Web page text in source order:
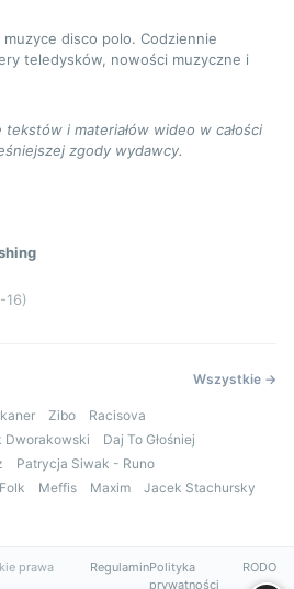
disco polo. Codziennie
teledysków, nowości muzyczne i
i materiałów wideo w całości
zgody wydawcy.
16)
Wszystkie →
Zibo
Racisova
Dworakowski
Daj To Głośniej
Patrycja Siwak - Runo
Meffis Maxim
Jacek Stachursky
prawa
RegulaminPolityka
prywatności
RODO